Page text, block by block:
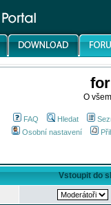
O
FAQ Hledat
Osobní nastavení
Vstoupit do